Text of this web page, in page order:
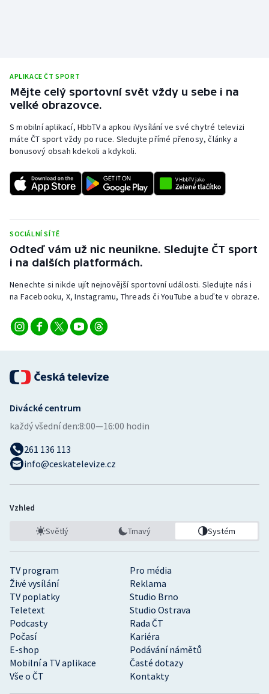
APLIKACE ČT SPORT
Mějte celý sportovní svět vždy u sebe i na
velké obrazovce.
S mobilní aplikací, HbbTV a apkou iVysílání ve své chytré televizi
máte ČT sport vždy po ruce. Sledujte přímé přenosy, články a
bonusový obsah kdekoli a kdykoli.
SOCIÁLNÍ SÍTĚ
Odteď vám už nic neunikne. Sledujte ČT sport
i na dalších platformách.
Nenechte si nikde ujít nejnovější sportovní události. Sledujte nás i
na Facebooku, X, Instagramu, Threads či YouTube a buďte v obraze.
TV program
Pro média
Živé vysílání
Reklama
TV poplatky
Studio Brno
Teletext
Studio Ostrava
Podcasty
Rada ČT
Počasí
Kariéra
E-shop
Podávání námětů
Mobilní a TV aplikace
Časté dotazy
Vše o ČT
Kontakty
Divácké centrum
každý všední den:8:00—16:00 hodin
261 136 113
info@ceskatelevize.cz
Vzhled
Světlý Tmavý Systém